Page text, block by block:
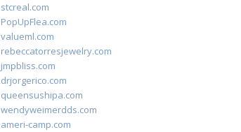
stcreal.com
PopUpFlea.com
valueml.com
rebeccatorresjewelry.com
jmpbliss.com
drjorgerico.com
queensushipa.com
wendyweimerdds.com
ameri-camp.com